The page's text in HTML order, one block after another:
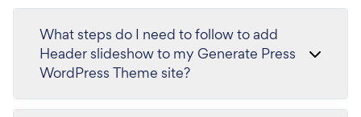
What steps do I need to follow to add
Header slideshow to my Generate Press
WordPress Theme site?